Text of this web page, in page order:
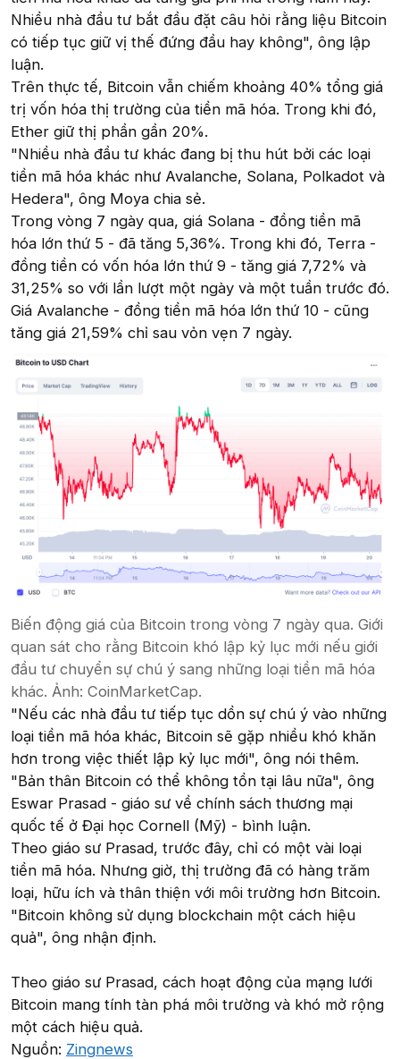
Nhiều nhà đầu tư bắt đầu đặt câu hỏi rằng liệu Bitcoin
có tiếp tục giữ vị thế đứng đầu hay không", ông lập
luận.
Trên thực tế, Bitcoin vẫn chiếm khoảng 40% tổng giá
trị vốn hóa thị trường của tiền mã hóa. Trong khi đó,
Ether giữ thị phần gần 20%.
"Nhiều nhà đầu tư khác đang bị thu hút bởi các loại
tiền mã hóa khác như Avalanche, Solana, Polkadot và
Hedera", ông Moya chia sẻ.
Trong vòng 7 ngày qua, giá Solana - đồng tiền mã
hóa lớn thứ 5 - đã tăng 5,36%. Trong khi đó, Terra -
đồng tiền có vốn hóa lớn thứ 9 - tăng giá 7,72% và
31,25% so với lần lượt một ngày và một tuần trước đó.
Giá Avalanche - đồng tiền mã hóa lớn thứ 10 - cũng
tăng giá 21,59% chỉ sau vỏn vẹn 7 ngày.
Biến động giá của Bitcoin trong vòng 7 ngày qua. Giới
quan sát cho rằng Bitcoin khó lập kỷ lục mới nếu giới
đầu tư chuyển sự chú ý sang những loại tiền mã hóa
khác. Ảnh: CoinMarketCap.
"Nếu các nhà đầu tư tiếp tục dồn sự chú ý vào những
loại tiền mã hóa khác, Bitcoin sẽ gặp nhiều khó khăn
hơn trong việc thiết lập kỷ lục mới", ông nói thêm.
"Bản thân Bitcoin có thể không tồn tại lâu nữa", ông
Eswar Prasad - giáo sư về chính sách thương mại
quốc tế ở Đại học Cornell (Mỹ) - bình luận.
Theo giáo sư Prasad, trước đây, chỉ có một vài loại
tiền mã hóa. Nhưng giờ, thị trường đã có hàng trăm
loại, hữu ích và thân thiện với môi trường hơn Bitcoin.
"Bitcoin không sử dụng blockchain một cách hiệu
quả", ông nhận định.
Theo giáo sư Prasad, cách hoạt động của mạng lưới
Bitcoin mang tính tàn phá môi trường và khó mở rộng
một cách hiệu quả.
Nguồn: Zingnews